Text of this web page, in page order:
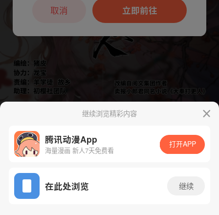
App免费看
继续浏览精彩内容
腾讯动漫App
海量漫画 新人7天免费看
打开APP
在此处浏览 继续
户7天免费看立即前往
取消